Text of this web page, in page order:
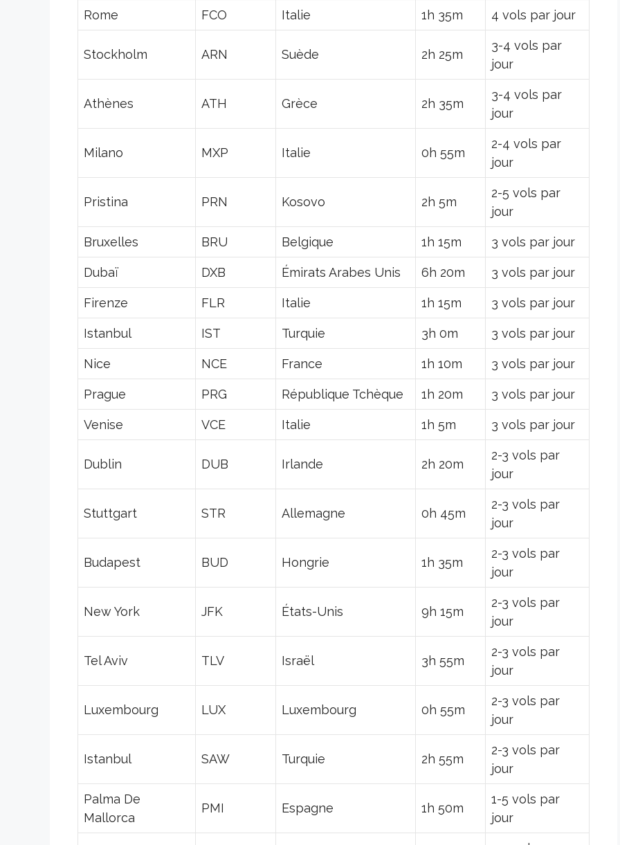
Rome FCO Italie 1h 35m 4 vols par jour
Stockholm ARN Suède 2h 25m
3-4 vols par
jour
Athènes ATH Grèce 2h 35m
3-4 vols par
jour
Milano MXP Italie 0h 55m
2-4 vols par
jour
Pristina PRN Kosovo 2h 5m
2-5 vols par
jour
Bruxelles BRU Belgique 1h 15m 3 vols par jour
Dubaï DXB Émirats Arabes Unis 6h 20m 3 vols par jour
Firenze FLR Italie 1h 15m 3 vols par jour
Istanbul IST Turquie 3h 0m 3 vols par jour
Nice NCE France 1h 10m 3 vols par jour
Prague PRG République Tchèque 1h 20m 3 vols par jour
Venise VCE Italie 1h 5m 3 vols par jour
Dublin DUB Irlande 2h 20m
2-3 vols par
jour
Stuttgart STR Allemagne 0h 45m
2-3 vols par
jour
Budapest BUD Hongrie 1h 35m
2-3 vols par
jour
New York JFK États-Unis 9h 15m
2-3 vols par
jour
Tel Aviv TLV Israël 3h 55m
2-3 vols par
jour
Luxembourg LUX Luxembourg 0h 55m
2-3 vols par
jour
Istanbul SAW Turquie 2h 55m
2-3 vols par
jour
Palma De
Mallorca
PMI Espagne 1h 50m
1-5 vols par
jour